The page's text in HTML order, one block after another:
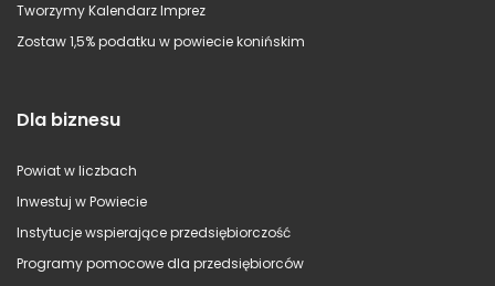
Tworzymy Kalendarz Imprez
Zostaw 1,5% podatku w powiecie konińskim
Dla biznesu
Powiat w liczbach
Inwestuj w Powiecie
Instytucje wspierające przedsiębiorczość
Programy pomocowe dla przedsiębiorców